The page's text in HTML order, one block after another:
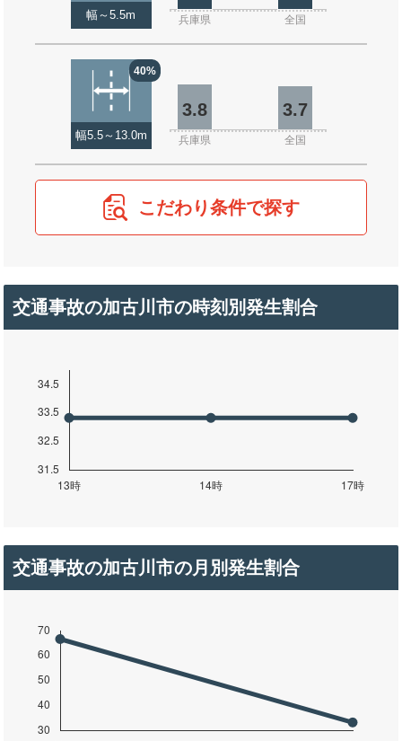
幅～5.5m 兵庫県 全国
40%
幅5.5～13.0m
3.8 3.7
兵庫県 全国
こだわり条件で探す
交通事故の加古川市の時刻別発生割合
交通事故の加古川市の月別発生割合